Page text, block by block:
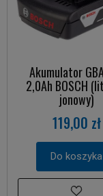
Akumulator
2,0Ah BOSCH
jonowy)
119,00 zł
Do koszyka